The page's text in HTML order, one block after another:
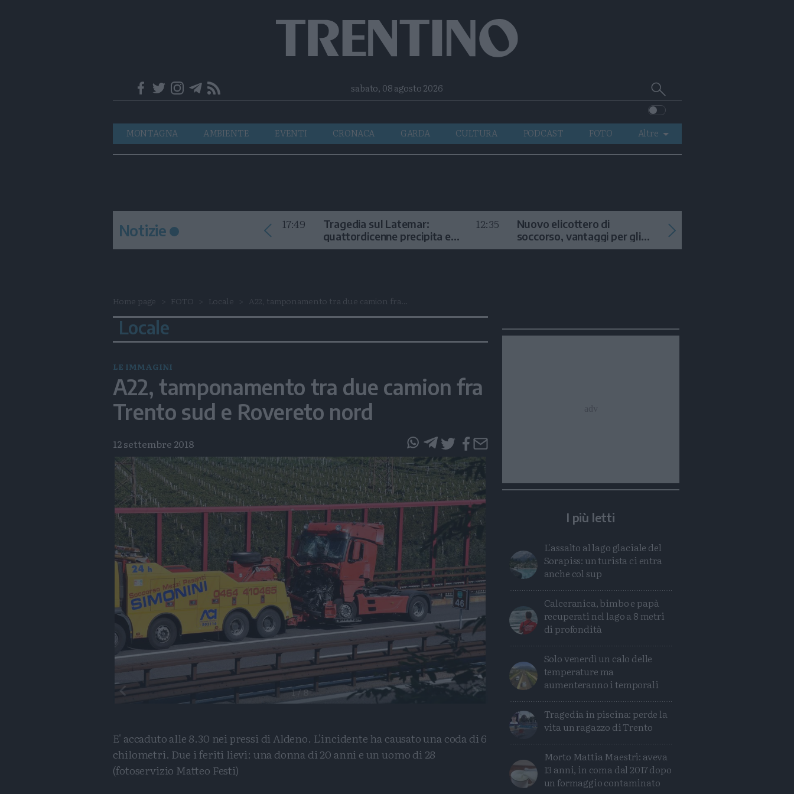
Telegram
RSSsabato, 08 agosto 2026 Cerca
su
Trentino
Navigazione
principale
MONTAGNA AMBIENTE EVENTI CRONACA GARDA CULTURA PODCAST FOTO
Altre
VIDEO
Notizie 17:49
Tragedia sul Latemar:
quattordicenne precipita e
muore
12:35
Nuovo elicottero di
soccorso, vantaggi per gli
interventi in alta quota
Home page FOTO Locale A22, tamponamento tra due camion fra...
Locale
LE IMMAGINI
A22, tamponamento tra due camion fra
Trento sud e Rovereto nord
12 settembre 2018
questo
articolo
su
Whatsapp
questo
articolo
su
Telegram
Precedente
1/8
E' accaduto alle 8.30 nei pressi di Aldeno. L'incidente ha causato una coda di 6
chilometri. Due i feriti lievi: una donna di 20 anni e un uomo di 28
(fotoservizio Matteo Festi)
I più letti
L'assalto al lago glaciale del
Sorapiss: un turista ci entra
anche col sup
Calceranica, bimbo e papà
recuperati nel lago a 8 metri
di profondità
Solo venerdì un calo delle
temperature ma
aumenteranno i temporali
Tragedia in piscina: perde la
vita un ragazzo di Trento
Morto Mattia Maestri: aveva
13 anni, in coma dal 2017 dopo
un formaggio contaminato